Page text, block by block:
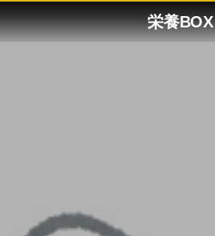
栄養BOX